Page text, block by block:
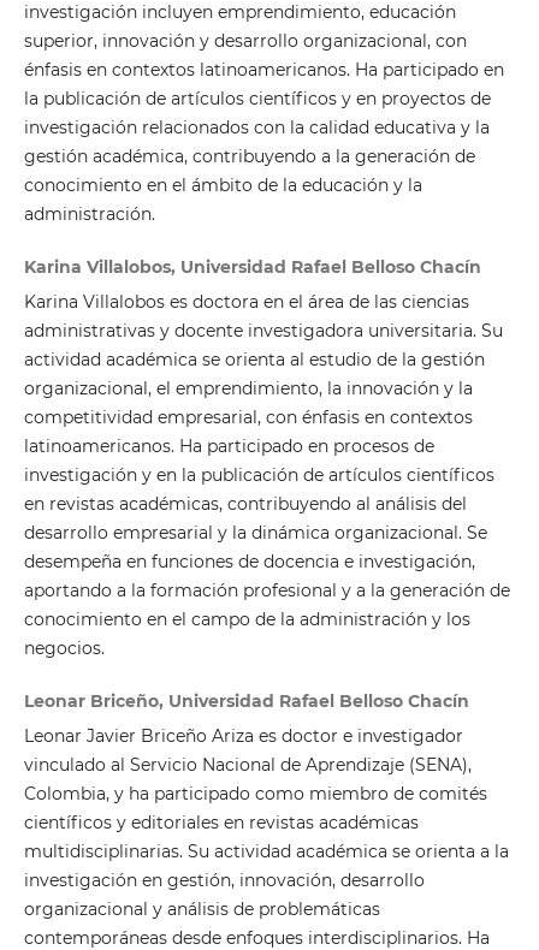
investigación incluyen emprendimiento, educación
superior, innovación y desarrollo organizacional, con
énfasis en contextos latinoamericanos. Ha participado en
la publicación de artículos científicos y en proyectos de
investigación relacionados con la calidad educativa y la
gestión académica, contribuyendo a la generación de
conocimiento en el ámbito de la educación y la
administración.
Karina Villalobos, Universidad Rafael Belloso Chacín
Karina Villalobos es doctora en el área de las ciencias
administrativas y docente investigadora universitaria. Su
actividad académica se orienta al estudio de la gestión
organizacional, el emprendimiento, la innovación y la
competitividad empresarial, con énfasis en contextos
latinoamericanos. Ha participado en procesos de
investigación y en la publicación de artículos científicos
en revistas académicas, contribuyendo al análisis del
desarrollo empresarial y la dinámica organizacional. Se
desempeña en funciones de docencia e investigación,
aportando a la formación profesional y a la generación de
conocimiento en el campo de la administración y los
negocios.
Leonar Briceño, Universidad Rafael Belloso Chacín
Leonar Javier Briceño Ariza es doctor e investigador
vinculado al Servicio Nacional de Aprendizaje (SENA),
Colombia, y ha participado como miembro de comités
científicos y editoriales en revistas académicas
multidisciplinarias. Su actividad académica se orienta a la
investigación en gestión, innovación, desarrollo
organizacional y análisis de problemáticas
contemporáneas desde enfoques interdisciplinarios. Ha